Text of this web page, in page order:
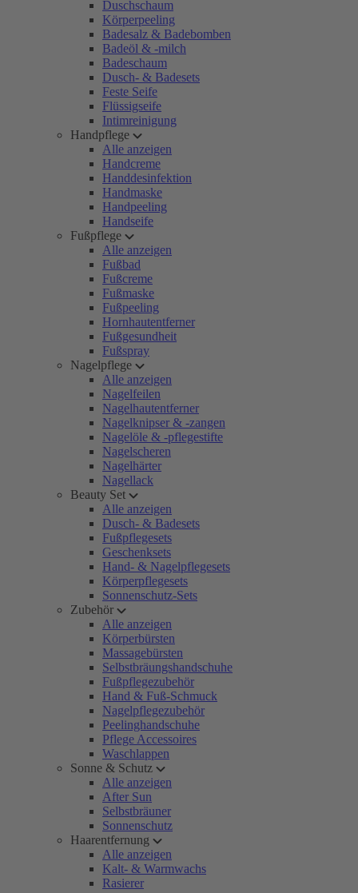
Duschschaum
Körperpeeling
Badesalz & Badebomben
Badeöl & -milch
Badeschaum
Dusch- & Badesets
Feste Seife
Flüssigseife
Intimreinigung
Handpflege
Alle anzeigen
Handcreme
Handdesinfektion
Handmaske
Handpeeling
Handseife
Fußpflege
Alle anzeigen
Fußbad
Fußcreme
Fußmaske
Fußpeeling
Hornhautentferner
Fußgesundheit
Fußspray
Nagelpflege
Alle anzeigen
Nagelfeilen
Nagelhautentferner
Nagelknipser & -zangen
Nagelöle & -pflegestifte
Nagelscheren
Nagelhärter
Nagellack
Beauty Set
Alle anzeigen
Dusch- & Badesets
Fußpflegesets
Geschenksets
Hand- & Nagelpflegesets
Körperpflegesets
Sonnenschutz-Sets
Zubehör
Alle anzeigen
Körperbürsten
Massagebürsten
Selbstbräungshandschuhe
Fußpflegezubehör
Hand & Fuß-Schmuck
Nagelpflegezubehör
Peelinghandschuhe
Pflege Accessoires
Waschlappen
Sonne & Schutz
Alle anzeigen
After Sun
Selbstbräuner
Sonnenschutz
Haarentfernung
Alle anzeigen
Kalt- & Warmwachs
Rasierer